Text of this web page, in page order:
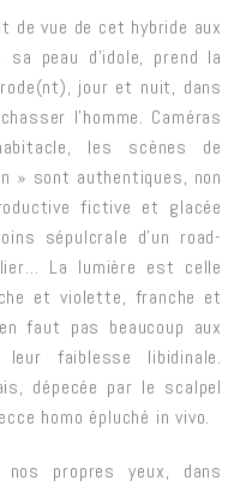
de vue de cet hybride aux
peau d’idole, prend la
jour et nuit, dans
l’homme. Caméras
les scènes de
» sont authentiques, non
fictive et glacée
sépulcrale d’un road-
La lumière est celle
et violette, franche et
faut pas beaucoup aux
faiblesse libidinale.
dépecée par le scalpel
homo épluché in vivo.
propres yeux, dans